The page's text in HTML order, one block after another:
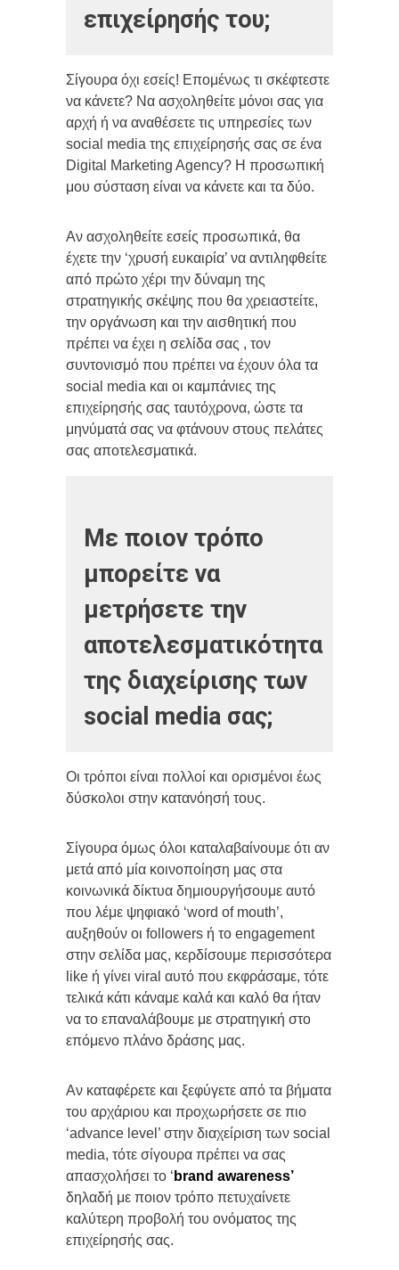
επιχείρησής του;
Σίγουρα όχι εσείς! Επομένως τι σκέφτεστε
να κάνετε? Να ασχοληθείτε μόνοι σας για
αρχή ή να αναθέσετε τις υπηρεσίες των
social media της επιχείρησής σας σε ένα
Digital Marketing Agency? H προσωπική
μου σύσταση είναι να κάνετε και τα δύο.
Αν ασχοληθείτε εσείς προσωπικά, θα
έχετε την ‘χρυσή ευκαιρία’ να αντιληφθείτε
από πρώτο χέρι την δύναμη της
στρατηγικής σκέψης που θα χρειαστείτε,
την οργάνωση και την αισθητική που
πρέπει να έχει η σελίδα σας , τον
συντονισμό που πρέπει να έχουν όλα τα
social media και οι καμπάνιες της
επιχείρησής σας ταυτόχρονα, ώστε τα
μηνύματά σας να φτάνουν στους πελάτες
σας αποτελεσματικά.
Με ποιον τρόπο
μπορείτε να
μετρήσετε την
αποτελεσματικότητα
της διαχείρισης των
social media σας;
Οι τρόποι είναι πολλοί και ορισμένοι έως
δύσκολοι στην κατανόησή τους.
Σίγουρα όμως όλοι καταλαβαίνουμε ότι αν
μετά από μία κοινοποίηση μας στα
κοινωνικά δίκτυα δημιουργήσουμε αυτό
που λέμε ψηφιακό ‘word of mouth’,
αυξηθούν οι followers ή το engagement
στην σελίδα μας, κερδίσουμε περισσότερα
like ή γίνει viral αυτό που εκφράσαμε, τότε
τελικά κάτι κάναμε καλά και καλό θα ήταν
να το επαναλάβουμε με στρατηγική στο
επόμενο πλάνο δράσης μας.
Αν καταφέρετε και ξεφύγετε από τα βήματα
του αρχάριου και προχωρήσετε σε πιο
‘advance level’ στην διαχείριση των social
media, τότε σίγουρα πρέπει να σας
απασχολήσει το ‘ brand awareness’
δηλαδή με ποιον τρόπο πετυχαίνετε
καλύτερη προβολή του ονόματος της
επιχείρησής σας.